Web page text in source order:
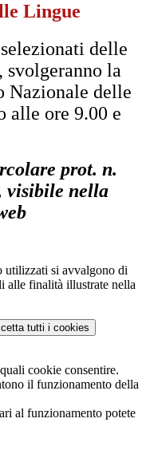
Lingue
delle
la
Nazionale delle
alle ore 9.00 e
prot. n.
visibile nella
utilizzati si avvalgono di
alle finalità illustrate nella
tutti i cookies
cookie consentire.
il funzionamento della
al funzionamento potete